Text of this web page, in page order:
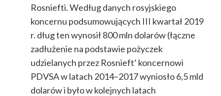
Rosniefti. Według danych rosyjskiego
koncernu podsumowujących III kwartał 2019
r. dług ten wynosił 800 mln dolarów (łączne
zadłużenie na podstawie pożyczek
udzielanych przez Rosnieft’ koncernowi
PDVSA w latach 2014–2017 wyniosło 6,5 mld
dolarów i było w kolejnych latach